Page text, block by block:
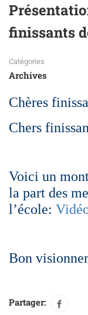
finissants
Catégories
Archives
Chères
Chers
Voici un
la part des
l’école:
Bon
Partager: